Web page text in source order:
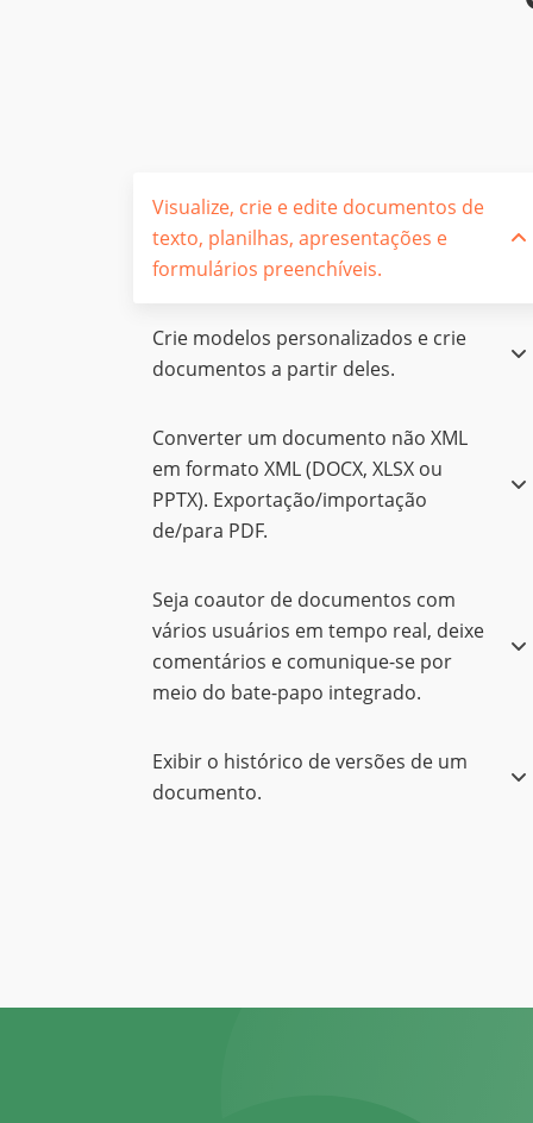
Visualize, crie e edite documentos de
texto, planilhas, apresentações e
formulários preenchíveis.
Crie modelos personalizados e crie
documentos a partir deles.
Сonverter um documento não XML
em formato XML (DOCX, XLSX ou
PPTX). Exportação/importação
de/para PDF.
Seja coautor de documentos com
vários usuários em tempo real, deixe
comentários e comunique-se por
meio do bate-papo integrado.
Exibir o histórico de versões de um
documento.